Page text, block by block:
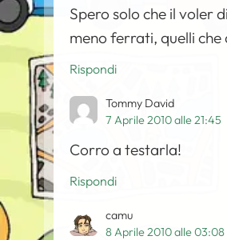
Spero solo che il voler
meno ferrati, quelli che
Rispondi
Tommy David
7 Aprile 2010 alle 21:45
Corro a testarla!
Rispondi
camu
8 Aprile 2010 alle 03:08